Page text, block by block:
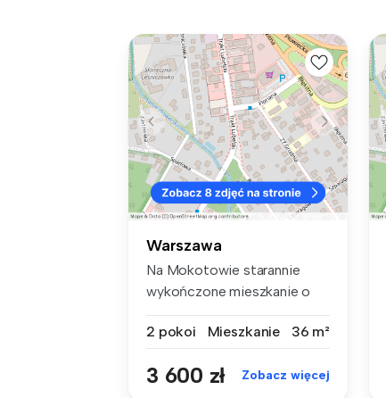
Warszawa
Na Mokotowie starannie
wykończone mieszkanie o
2 pokoi
Mieszkanie 36 m²
3 600 zł Zobacz więcej